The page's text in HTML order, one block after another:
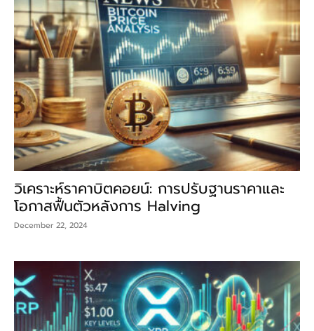
วิเคราะห์ราคาบิตคอยน์: การปรับฐานราคาและ
โอกาสฟื้นตัวหลังการ Halving
December 22, 2024